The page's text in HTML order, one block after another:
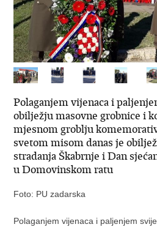
Polaganjem vijenaca i
obilježju masovne grobnice i
mjesnom groblju
svetom misom danas je
stradanja Škabrnje i Dan
u Domovinskom ratu
Foto: PU zadarska
Polaganjem vijenaca i paljenjem